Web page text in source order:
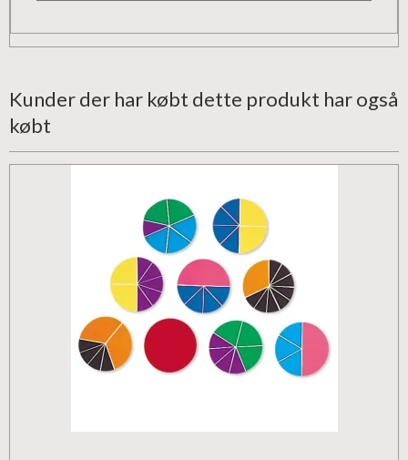
Kunder der har købt dette produkt har også
købt